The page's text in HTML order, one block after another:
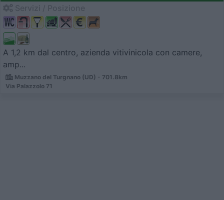
A 1,2 km dal centro, azienda vitivinicola con camere,
amp...
Muzzano del Turgnano (UD) - 701.8km
Via Palazzolo 71